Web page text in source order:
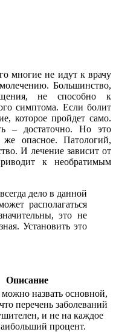
многие не идут к врачу
Большинство,
не способно к
симптома. Если болит
которое пройдет само.
– достаточно. Но это
опасное. Патологий,
И лечение зависит от
к необратимым
дело в данной
располагаться
это не
Установить это
Описание
назвать основной,
перечень заболеваний
и не на каждое
процент.